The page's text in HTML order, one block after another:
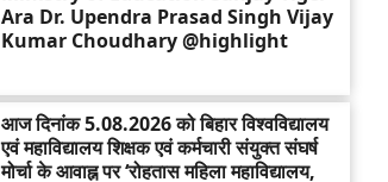
Ara Dr. Upendra Prasad Singh Vijay
Kumar Choudhary @highlight
आज दिनांक 5.08.2026 को बिहार विश्वविद्यालय
एवं महाविद्यालय शिक्षक एवं कर्मचारी संयुक्त संघर्ष
मोर्चा के आवाह्न पर ‘रोहतास महिला महाविद्यालय,